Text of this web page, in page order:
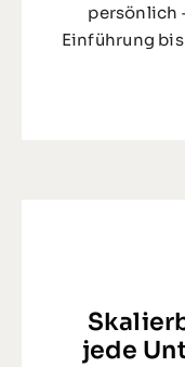
persönlich
Einführung
jede